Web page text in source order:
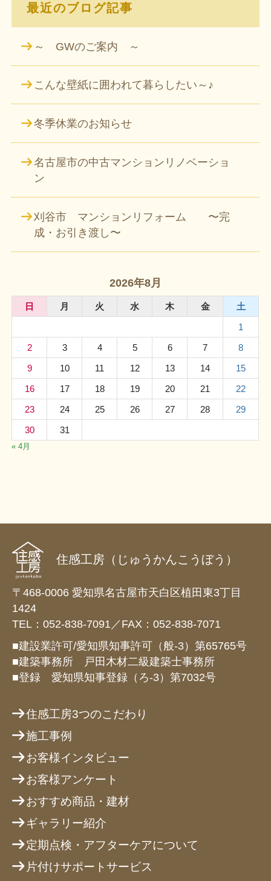
最近のブログ記事
～ GWのご案内 ～
こんな壁紙に囲われて暮らしたい～♪
冬季休業のお知らせ
名古屋市の中古マンションリノベーショ
ン
刈谷市 マンションリフォーム 〜完
成・お引き渡し〜
2026年8月
日 月 火 水 木 金
土
1
2
3 4 5 6 7
8
9
10 11 12 13 14
15
16
17 18 19 20 21
22
23
24 25 26 27 28
29
30
31
« 4月
住感工房（じゅうかんこうぼう）
〒468-0006 愛知県名古屋市天白区植田東3丁目
1424
TEL：052-838-7091／FAX：052-838-7071
■建設業許可/愛知県知事許可（般-3）第65765号
■建築事務所 戸田木材二級建築士事務所
■登録 愛知県知事登録（ろ-3）第7032号
住感工房3つのこだわり
施工事例
お客様インタビュー
お客様アンケート
おすすめ商品・建材
ギャラリー紹介
定期点検・アフターケアについて
片付けサポートサービス